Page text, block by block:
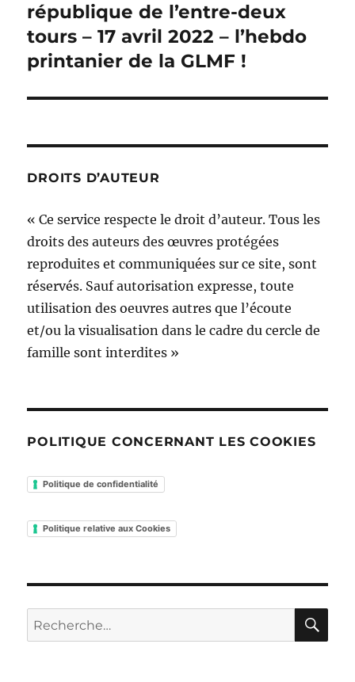
suivante :
république de l’entre-deux
tours – 17 avril 2022 – l’hebdo
printanier de la GLMF !
DROITS D’AUTEUR
« Ce service respecte le droit d’auteur. Tous les
droits des auteurs des œuvres protégées
reproduites et communiquées sur ce site, sont
réservés. Sauf autorisation expresse, toute
utilisation des oeuvres autres que l’écoute
et/ou la visualisation dans le cadre du cercle de
famille sont interdites »
POLITIQUE CONCERNANT LES COOKIES
Politique de confidentialité
Politique relative aux Cookies
Recherche
pour :